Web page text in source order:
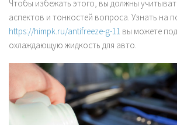
Чтобы избежать этого, вы должны
аспектов и тонкостей вопроса. Узнать на
https://himpk.ru/antifreeze-g-11 вы можете
охлаждающую жидкость для авто.